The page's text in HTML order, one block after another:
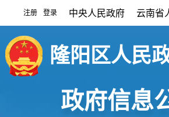
注册 登录 中央人民政府 云南省
隆阳区人民
政府信息